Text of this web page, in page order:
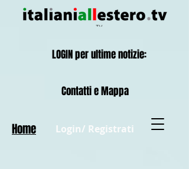
Login/ Registrati
Contatti e Mappa
Home
LOGIN per ultime notizie: